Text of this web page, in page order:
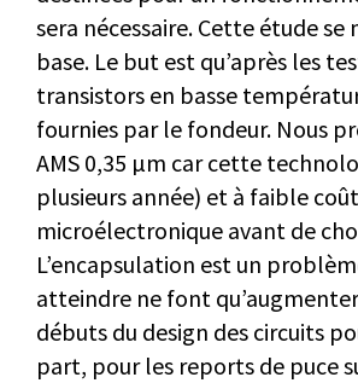
sera nécessaire. Cette étude
base. Le but est qu’après les
transistors en basse
fournies par le fondeur. Nous
AMS 0,35 µm car cette
plusieurs année) et à faible
microélectronique avant de
L’encapsulation est un
atteindre ne font
débuts du design des circuits
part, pour les reports de puce